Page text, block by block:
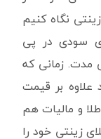
نگاه کنیم
سودی در پی
مدت. زمانی که
علاوه بر قیمت
و مالیات هم
زینتی خود را